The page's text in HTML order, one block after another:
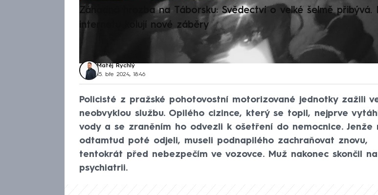
Záhadná hrozba na Táborsku: Svědectví o velké šelmě přibývá.
internetu kolují nové záběry
Matěj Rychlý
15. bře 2024, 18:46
Policisté z pražské pohotovostní motorizované jednotky zažili
neobvyklou službu. Opilého cizince, který se topil, nejprve
vody a se zraněním ho odvezli k ošetření do nemocnice. Jenže
odtamtud poté odjeli, museli podnapilého zachraňovat znovu,
tentokrát před nebezpečím ve vozovce. Muž nakonec skončil na
psychiatrii.